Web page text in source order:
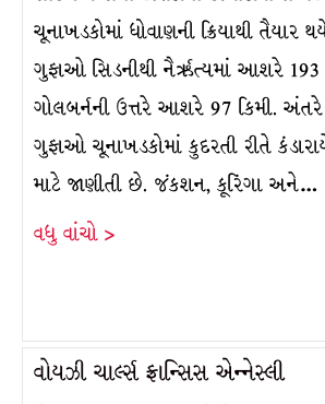
ચૂનાખડકોમાં ધોવાણની ક્રિયાથી
ગુફાઓ સિડનીથી નૈર્ઋત્યમાં આશરે 193
ગોલબર્નની ઉત્તરે આશરે 97 કિમી.
ગુફાઓ ચૂનાખડકોમાં કુદરતી રીતે
માટે જાણીતી છે. જંકશન, કૂરિંગા અને…
વધુ વાંચો >
વોયઝી ચાર્લ્સ ફ્રાન્સિસ એન્નેસ્લી